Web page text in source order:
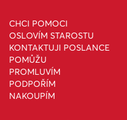
CHCI POMOCI
OSLOVÍM STAROSTU
KONTAKTUJI POSLANCE
POMŮŽU
PROMLUVÍM
PODPOŘÍM
NAKOUPÍM